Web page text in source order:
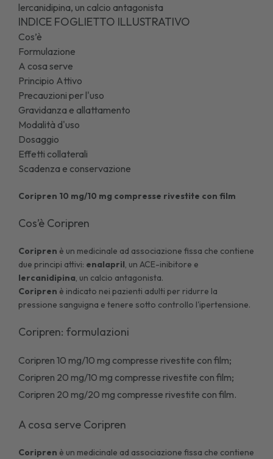
lercanidipina, un calcio antagonista
INDICE FOGLIETTO ILLUSTRATIVO
Cos’è
Formulazione
A cosa serve
Principio Attivo
Precauzioni per l'uso
Gravidanza e allattamento
Modalità d'uso
Dosaggio
Effetti collaterali
Scadenza e conservazione
Coripren 10 mg/10 mg compresse rivestite con film
Cos’è Coripren
Coripren è un medicinale ad associazione fissa che contiene
due principi attivi: enalapril, un ACE-inibitore e
lercanidipina, un calcio antagonista.
Coripren è indicato nei pazienti adulti per ridurre la
pressione sanguigna e tenere sotto controllo l'ipertensione.
Coripren: formulazioni
Coripren 10 mg/10 mg compresse rivestite con film;
Coripren 20 mg/10 mg compresse rivestite con film;
Coripren 20 mg/20 mg compresse rivestite con film.
A cosa serve Coripren
Coripren è un medicinale ad associazione fissa che contiene